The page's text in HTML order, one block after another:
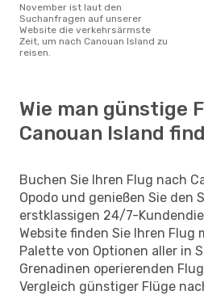
November ist laut den
Suchanfragen auf unserer
Website die verkehrsärmste
Zeit, um nach Canouan Island zu
reisen.
Wie man günstige
Canouan Island
Buchen Sie Ihren Flug nach
Opodo und genießen Sie den
erstklassigen 24/7-
Website finden Sie Ihren Flug
Palette von Optionen aller in
Grenadinen operierenden
Vergleich günstiger Flüge